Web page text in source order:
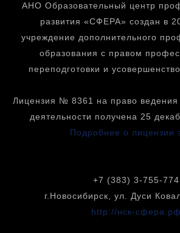
АНО Образовательный центр
развития «СФЕРА» создан в
учреждение дополнительного
образования с правом
переподготовки и
Лицензия № 8361 на право ведения
деятельности получена 25
Подробнее о лицензии
+7 (383) 3-755-774
г.Новосибирск, ул. Дуси
http://нск-сфера.рф